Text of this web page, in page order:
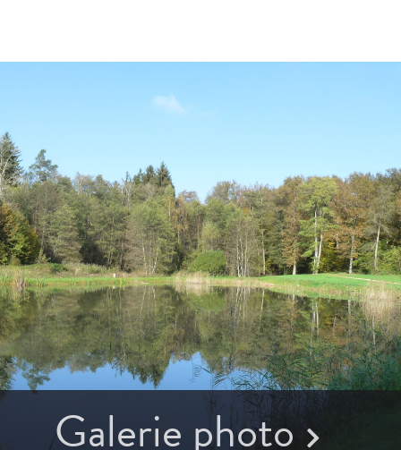
Galerie photo